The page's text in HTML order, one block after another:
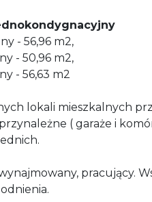
kondygnacyjny
- 56,96 m2,
- 50,96 m2,
- 56,63 m2
lokali mieszkalnych
( garaże i
pracujący.